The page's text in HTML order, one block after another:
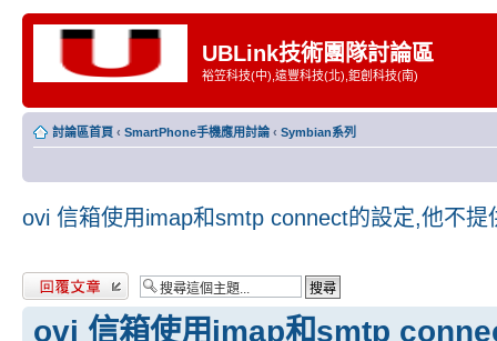
UBLink技術團隊討論區
裕笠科技(中),遠豐科技(北),鉅創科技(南)
討論區首頁 ‹ SmartPhone手機應用討論 ‹ Symbian系列
ovi 信箱使用imap和smtp connect的設定,他不提
發表回覆
ovi 信箱使用imap和smtp